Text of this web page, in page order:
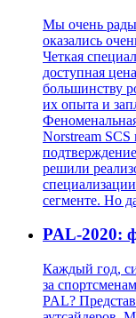
Мы очень
оказались
Четкая
доступная
большинству
их опыта и
Norstream
решили
сегменте. Но
PAL-2020:
Каждый год,
за
PAL?